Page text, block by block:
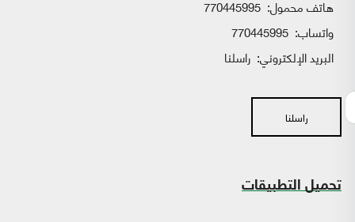
هاتف محمول: 770445995
واتساب:
البريد الإلكتروني: راسلنا
راسلنا
تحميل التطبيقات